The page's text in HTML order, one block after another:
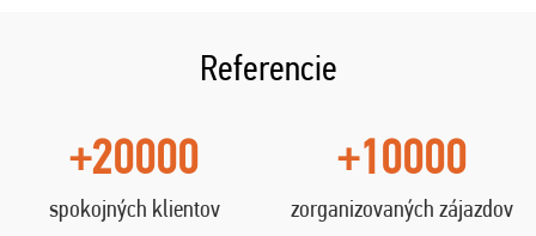
Referencie
+20000
spokojných klientov
+10000
zorganizovaných zájazdov